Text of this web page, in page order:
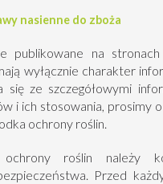
nasienne do zboża
publikowane na stronach
wyłącznie charakter
się ze szczegółowymi
i ich stosowania, prosimy o
ochrony roślin.
roślin należy
Przed